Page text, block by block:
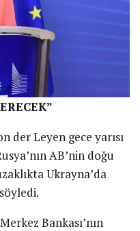
der Leyen gece yarısı
AB’nin doğu
Ukrayna’da
Bankası’nın